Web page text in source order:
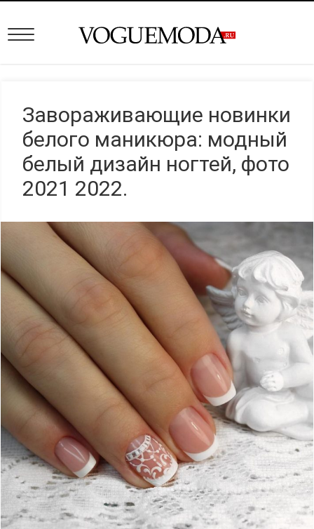
Завораживающие новинки
белого маникюра: модный
белый дизайн ногтей, фото
2021 2022.